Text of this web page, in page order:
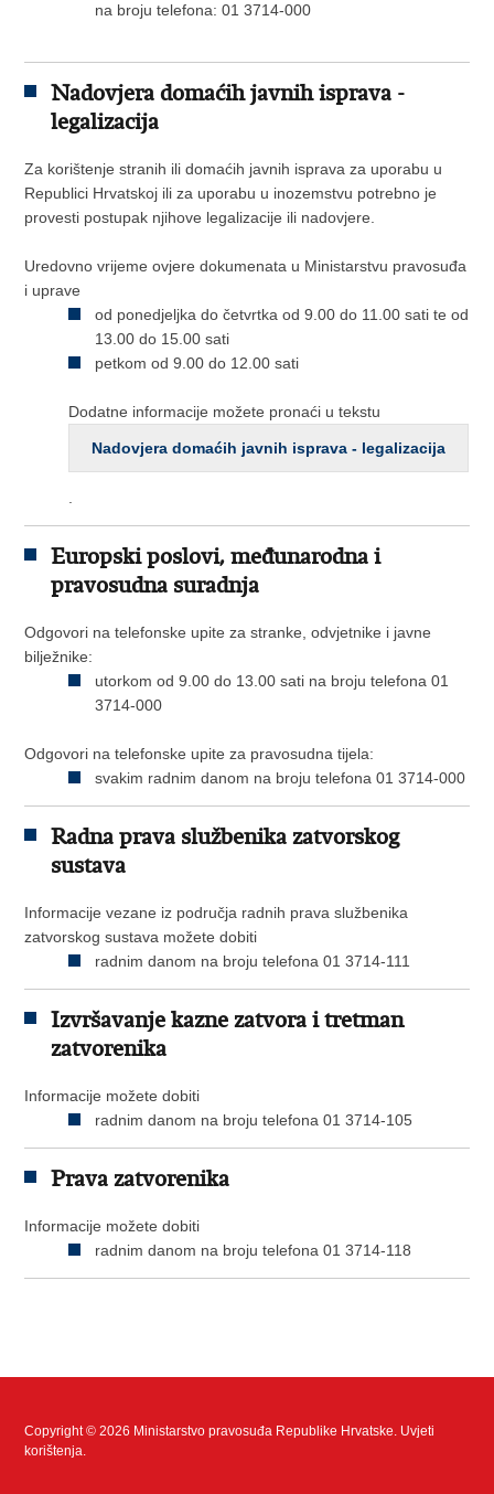
na broju telefona: 01 3714-000
Nadovjera domaćih javnih isprava -
legalizacija
Za korištenje stranih ili domaćih javnih isprava za uporabu u
Republici Hrvatskoj ili za uporabu u inozemstvu potrebno je
provesti postupak njihove legalizacije ili nadovjere.
Uredovno vrijeme ovjere dokumenata u Ministarstvu pravosuđa
i uprave
od ponedjeljka do četvrtka od 9.00 do 11.00 sati te od
13.00 do 15.00 sati
petkom od 9.00 do 12.00 sati
Dodatne informacije možete pronaći u tekstu
Nadovjera domaćih javnih isprava - legalizacija
Europski poslovi, međunarodna i
pravosudna suradnja
Odgovori na telefonske upite za stranke, odvjetnike i javne
bilježnike:
utorkom od 9.00 do 13.00 sati na broju telefona 01
3714-000
Odgovori na telefonske upite za pravosudna tijela:
svakim radnim danom na broju telefona 01 3714-000
Radna prava službenika zatvorskog
sustava
Informacije vezane iz područja radnih prava službenika
zatvorskog sustava možete dobiti
radnim danom na broju telefona 01 3714-111
Izvršavanje kazne zatvora i tretman
zatvorenika
Informacije možete dobiti
radnim danom na broju telefona 01 3714-105
Prava zatvorenika
Informacije možete dobiti
radnim danom na broju telefona 01 3714-118
Copyright © 2026 Ministarstvo pravosuđa Republike Hrvatske. Uvjeti
korištenja.